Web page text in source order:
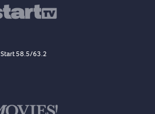
Start 58.5/63.2